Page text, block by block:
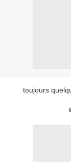
toujours